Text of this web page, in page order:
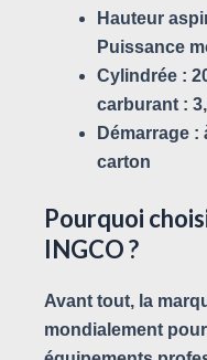
Hauteur
Puissance
Cylindrée :
carburant :
Démarrage :
carton
Pourquoi
INGCO ?
Avant tout, la
mondialement